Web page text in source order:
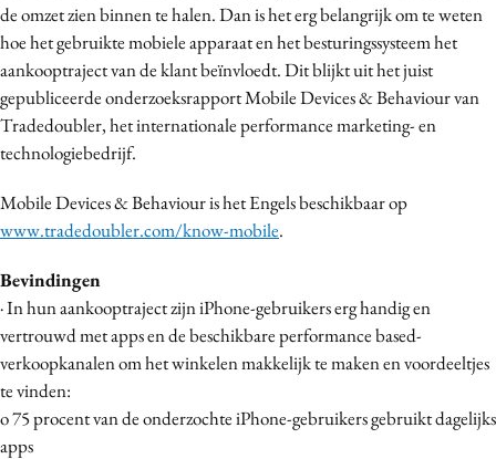
Diversiteit
Effectiviteit
Gedragsverandering
Influencer marketing
Interne communicatie
Media
Merkstrategie
PR
Programmatic
Purpose Marketing
Reputatie & crisis
de omzet zien binnen te halen. Dan is het erg belangrijk om te weten
hoe het gebruikte mobiele apparaat en het besturingssysteem het
aankooptraject van de klant beïnvloedt. Dit blijkt uit het juist
gepubliceerde onderzoeksrapport Mobile Devices & Behaviour van
Tradedoubler, het internationale performance marketing- en
technologiebedrijf.
Mobile Devices & Behaviour is het Engels beschikbaar op
www.tradedoubler.com/know-mobile.
Bevindingen
· In hun aankooptraject zijn iPhone-gebruikers erg handig en
vertrouwd met apps en de beschikbare performance based-
verkoopkanalen om het winkelen makkelijk te maken en voordeeltjes
te vinden:
o 75 procent van de onderzochte iPhone-gebruikers gebruikt dagelijks
apps